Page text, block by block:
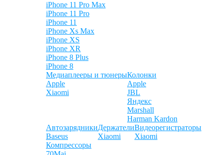
iPhone 11 Pro Max
iPhone 11 Pro
iPhone 11
iPhone Xs Max
iPhone XS
iPhone XR
iPhone 8 Plus
iPhone 8
Медиаплееры и тюнеры
Apple
Xiaomi
Колонки
Apple
JBL
Яндекс
Marshall
Harman Kardon
Автозарядники
Baseus
Держатели
Xiaomi
Видеорегистраторы
Xiaomi
Компрессоры